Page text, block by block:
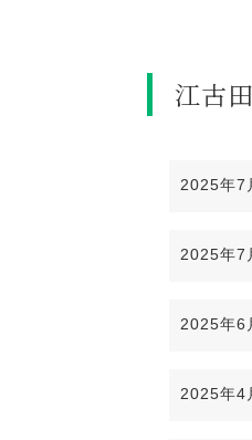
江古
2025年7
2025年7
2025年6
2025年4